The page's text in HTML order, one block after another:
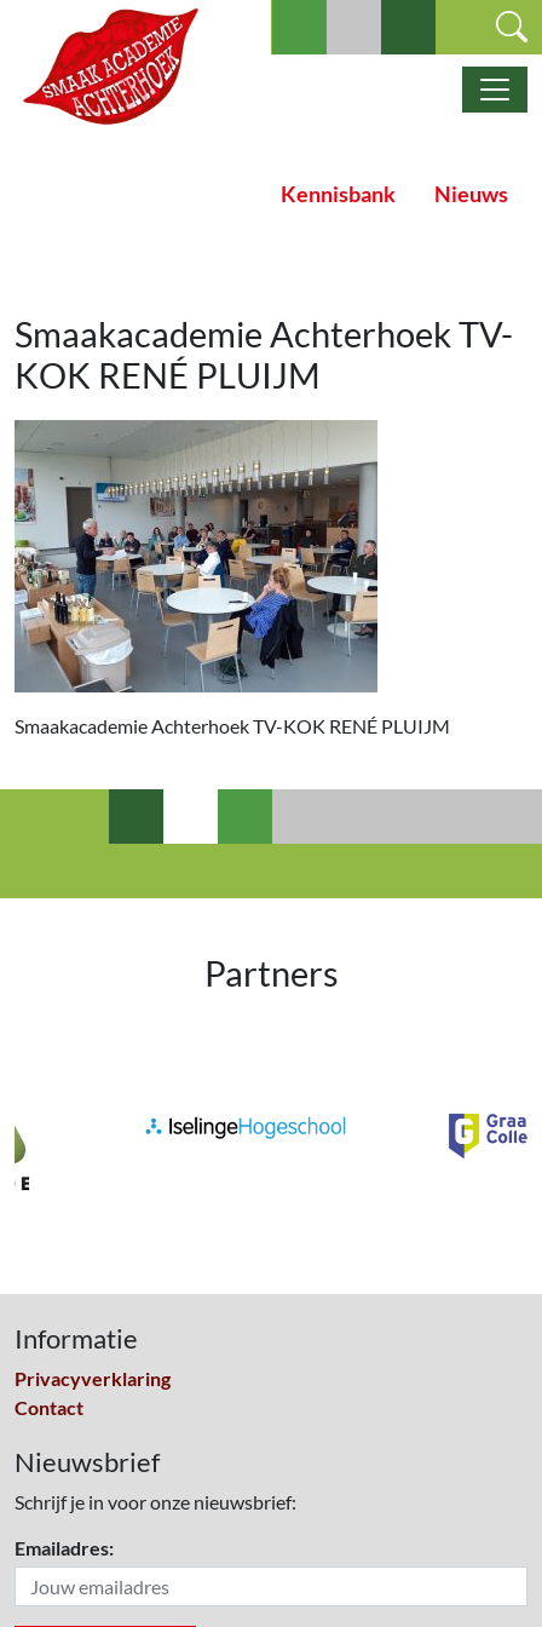
Ga naar de inhoud
Hoofdnavigatie
Kennisbank Nieuws
Smaakacademie Achterhoek TV-
KOK RENÉ PLUIJM
Smaakacademie Achterhoek TV-KOK RENÉ PLUIJM
Partners
Informatie
Privacyverklaring
Contact
Nieuwsbrief
Schrijf je in voor onze nieuwsbrief:
Emailadres: